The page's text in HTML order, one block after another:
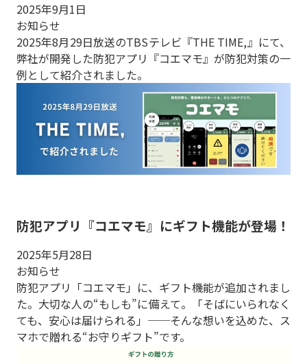
2025年9月1日
お知らせ
2025年8月29日放送のTBSテレビ『THE TIME,』にて、
弊社が開発した防犯アプリ『コエマモ』が防犯対策の一
例として紹介されました。
防犯アプリ『コエマモ』にギフト機能が登場！
2025年5月28日
お知らせ
防犯アプリ「コエマモ」に、ギフト機能が追加されまし
た。大切な人の“もしも”に備えて。「そばにいられなく
ても、安心は届けられる」──そんな想いを込めた、ス
マホで贈れる“お守りギフト”です。